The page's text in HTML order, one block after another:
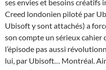
ses envies et besoins créatifs
Creed londonien piloté par
Ubisoft y sont attachés) a
son compte un sérieux cahier
l’épisode pas aussi
lui, par Ubisoft… Montréal.